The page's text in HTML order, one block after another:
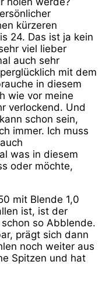
kürzeren
24. Das ist ja kein
viel lieber
auch sehr
mit dem
in diesem
wie vor meine
verlockend. Und
schon sein,
immer. Ich muss
was in diesem
oder möchte,
mit Blende 1,0
ist, ist der
so Abblende.
prägt sich dann
noch weiter aus
Spitzen und hat